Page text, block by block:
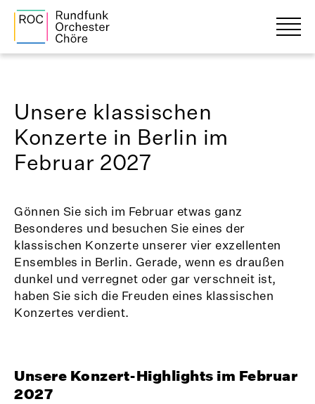
Unsere klassischen
Konzerte in Berlin im
Februar 2027
Gönnen Sie sich im Februar etwas ganz
Besonderes und besuchen Sie eines der
klassischen Konzerte unserer vier exzellenten
Ensembles in Berlin. Gerade, wenn es draußen
dunkel und verregnet oder gar verschneit ist,
haben Sie sich die Freuden eines klassischen
Konzertes verdient.
Unsere Konzert-Highlights im Februar
2027